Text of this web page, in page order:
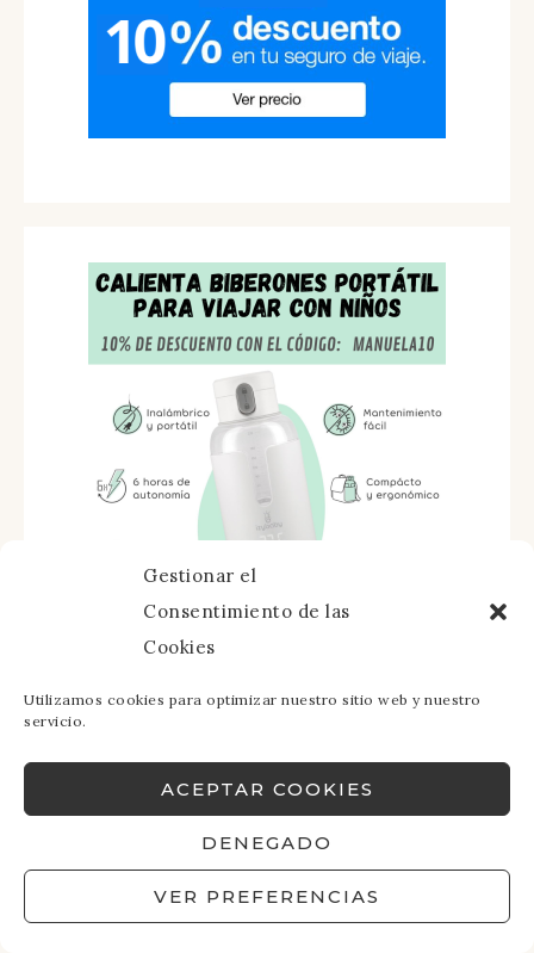
Gestionar el
Consentimiento de las
Cookies
Utilizamos cookies para optimizar nuestro sitio web y nuestro
servicio.
ACEPTAR COOKIES
DENEGADO
VER PREFERENCIAS